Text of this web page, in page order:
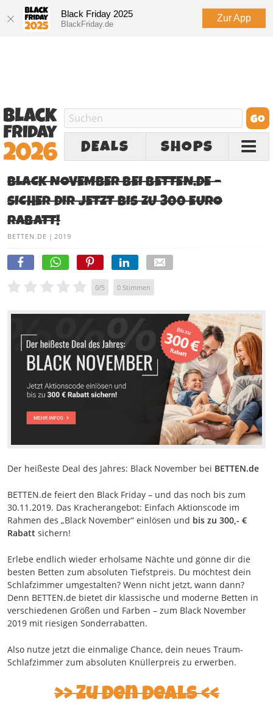
Black Friday 2025
BlackFriday.de
Zur App
DEALS SHOPS
BLACK NOVEMBER BEI BETTEN.DE –
SICHER DIR JETZT BIS ZU 300 EURO
RABATT!
BETTEN.DE | 2019
0/5 0 Stimmen
Der heißeste Deal des Jahres: Black November bei BETTEN.de
BETTEN.de feiert den Black Friday – und das noch bis zum
30.11.2019. Das Kracherangebot: Einfach Aktionscode im
Rahmen des „Black November“ einlösen und bis zu 300,- €
Rabatt sichern!
Erlebe endlich wieder erholsame Nächte und gönne dir die
besten Betten zum absoluten Tiefstpreis. Du möchtest dein
Schlafzimmer umgestalten? Wenn nicht jetzt, wann dann?
Denn BETTEN.de bietet dir klassische und moderne Betten in
verschiedenen Größen und Farben – zum Black November
2019 mit riesigen Sonderrabatten.
Also nutze jetzt die einmalige Chance, dein neues Traum-
Schlafzimmer zum absoluten Knüllerpreis zu erwerben.
Zu den Deals